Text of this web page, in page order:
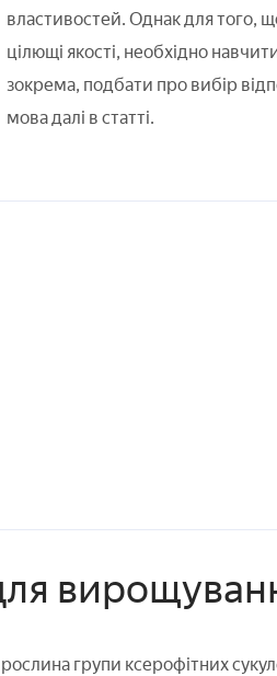
властивостей. Однак для того,
цілющі якості, необхідно
зокрема, подбати про вибір
мова далі в статті.
групи ксерофітних